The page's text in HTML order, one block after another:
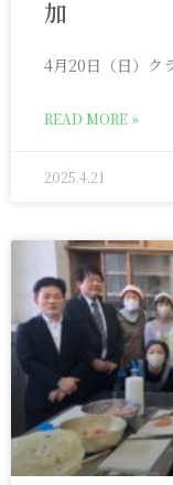
加
4月20日（日）ク
READ MORE »
2025.4.21